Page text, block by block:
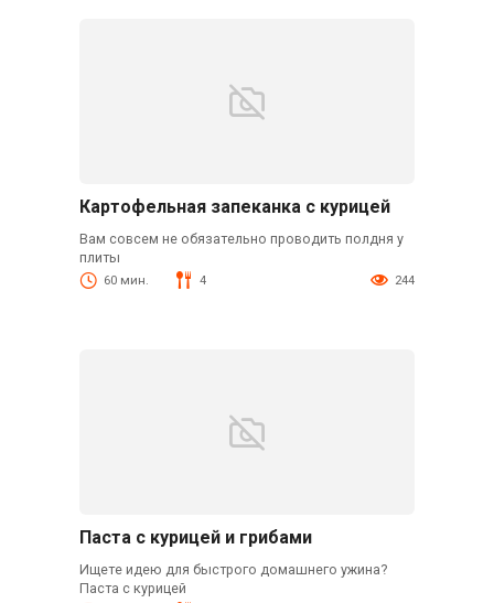
Картофельная запеканка с курицей
Вам совсем не обязательно проводить полдня у
плиты
60 мин. 4 244
Паста с курицей и грибами
Ищете идею для быстрого домашнего ужина?
Паста с курицей